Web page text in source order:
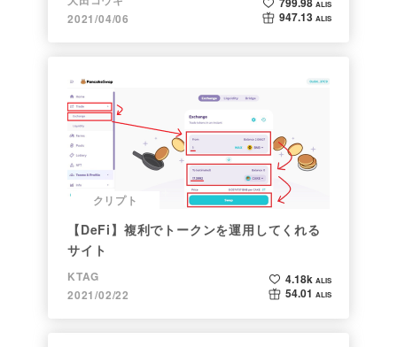
2021/04/06
ALIS
947.13 ALIS
クリプト
【DeFi】複利でトークンを運用してくれる
サイト
KTAG
2021/02/22
4.18k ALIS
54.01 ALIS